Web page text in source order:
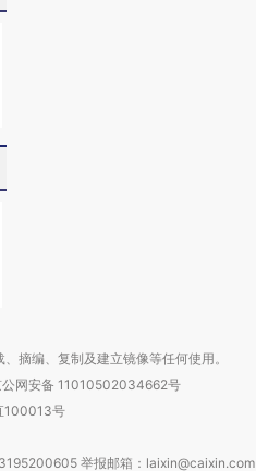
航飞行员跨国走私7万
推广】走进第四届链博
摘编、复制及建立镜像等任何使用。
公网安备 11010502034662号
100013号
举报邮箱：laixin@caixin.com